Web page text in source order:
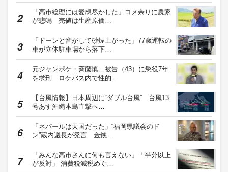
「高市総理には愛想尽かした」コメ余りに農家
が悲鳴 売値は生産原価…
「ドーンと音がして砂煙上がった」77歳運転の
車が立体駐車場から落下…
元ジャンポケ・斉藤慎二被告（43）に懲役7年
を求刑 ロケバス内で性的…
【台風情報】日本周辺に“ダブル台風” 台風13
号あす沖縄本島直撃へ…
「ネパールは天国だった」“福岡県議会のド
ン”蔵内議長が発言 金銭…
「みんな高市さんに何も言えない」「半分以上
が反対」 消費税減税めぐ…